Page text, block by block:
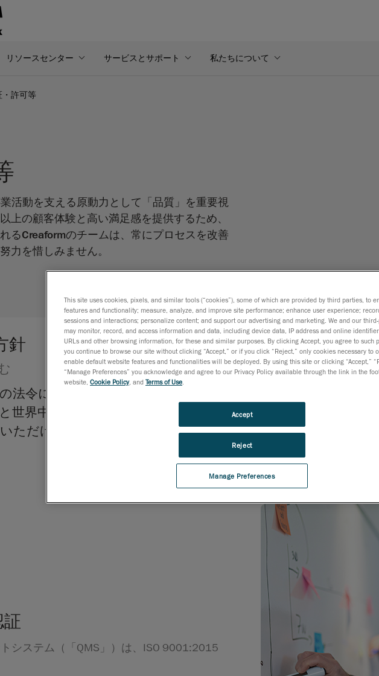
リソースセンター サービスとサポート 私たちについて
・許可等
活動を支える原動力として「品質」を重要視
上の顧客体験と高い満足感を提供するため、
るCreaformのチームは、常にプロセスを改善
力を惜しみません。
針
法令に準拠するだけでなく、新たな法令や規制を予見し積極
世界中に点在するチームは、業界最高水準の品質管理システ
ただけるよう、組織として継続的な向上に取り組んでいます。
システム（「QMS」）は、ISO 9001:2015
This site uses cookies, pixels, and similar tools (“cookies”), some of which are provided by third parties, to
features and functionality; measure, analyze, and improve site performance; enhance user experience;
sessions and interactions; personalize content; and support our advertising and marketing. We and our
may monitor, record, and access information and data, including device data, IP address and online
URLs and other browsing information, for these and similar purposes. By clicking Accept, you agree to such
you continue to browse our site without clicking “Accept,” or if you click “Reject,” only cookies necessary to
enable default website features and functionalities will be deployed. By using this site or clicking “Accept,”
“Manage Preferences” you acknowledge and agree to our Privacy Policy available through the link in the
website, Cookie Policy, and Terms of Use
Manage Preferences
Reject
Accept